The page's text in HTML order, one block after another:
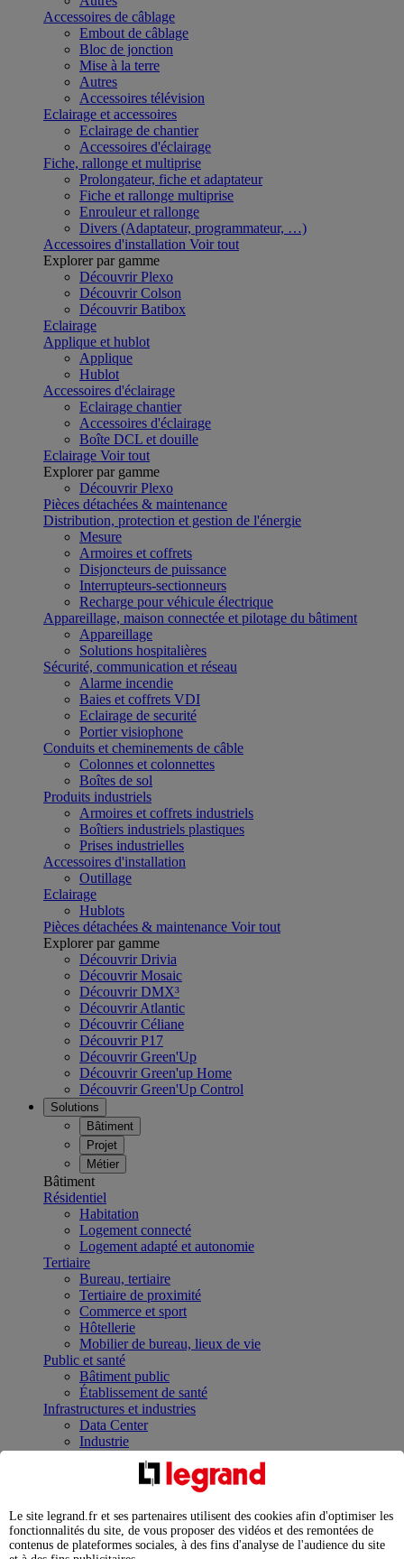
Accessoires de câblage
Embout de câblage
Bloc de jonction
Mise à la terre
Autres
Accessoires télévision
Eclairage et accessoires
Eclairage de chantier
Accessoires d'éclairage
Fiche, rallonge et multiprise
Prolongateur, fiche et adaptateur
Fiche et rallonge multiprise
Enrouleur et rallonge
Divers (Adaptateur, programmateur, …)
Accessoires d'installation Voir tout
Explorer par gamme
Découvrir Plexo
Découvrir Colson
Découvrir Batibox
Eclairage
Applique et hublot
Applique
Hublot
Accessoires d'éclairage
Eclairage chantier
Accessoires d'éclairage
Boîte DCL et douille
Eclairage Voir tout
Explorer par gamme
Découvrir Plexo
Pièces détachées & maintenance
Distribution, protection et gestion de l'énergie
Mesure
Armoires et coffrets
Disjoncteurs de puissance
Interrupteurs-sectionneurs
Recharge pour véhicule électrique
Appareillage, maison connectée et pilotage du bâtiment
Appareillage
Solutions hospitalières
Sécurité, communication et réseau
Alarme incendie
Baies et coffrets VDI
Eclairage de securité
Portier visiophone
Conduits et cheminements de câble
Colonnes et colonnettes
Boîtes de sol
Produits industriels
Armoires et coffrets industriels
Boîtiers industriels plastiques
Prises industrielles
Accessoires d'installation
Outillage
Eclairage
Hublots
Pièces détachées & maintenance Voir tout
Explorer par gamme
Découvrir Drivia
Découvrir Mosaic
Découvrir DMX³
Découvrir Atlantic
Découvrir Céliane
Découvrir P17
Découvrir Green'Up
Découvrir Green'up Home
Découvrir Green'Up Control
Solutions
Bâtiment
Projet
Métier
Bâtiment
Résidentiel
Habitation
Logement connecté
Logement adapté et autonomie
Tertiaire
Bureau, tertiaire
Tertiaire de proximité
Commerce et sport
Hôtellerie
Mobilier de bureau, lieux de vie
Public et santé
Bâtiment public
Établissement de santé
Infrastructures et industries
Data Center
Industrie
Infrastructures
Contrôler et planifier le fonctionnement des appareils
Répartir et optimiser son tableau électrique
Legrand Data Center Solutions : concentrer les
expertises au service de vos performances
Le site legrand.fr et ses partenaires utilisent des cookies afin d'optimiser les
fonctionnalités du site, de vous proposer des vidéos et des remontées de
contenus de plateformes sociales, à des fins d'analyse de l'audience du site